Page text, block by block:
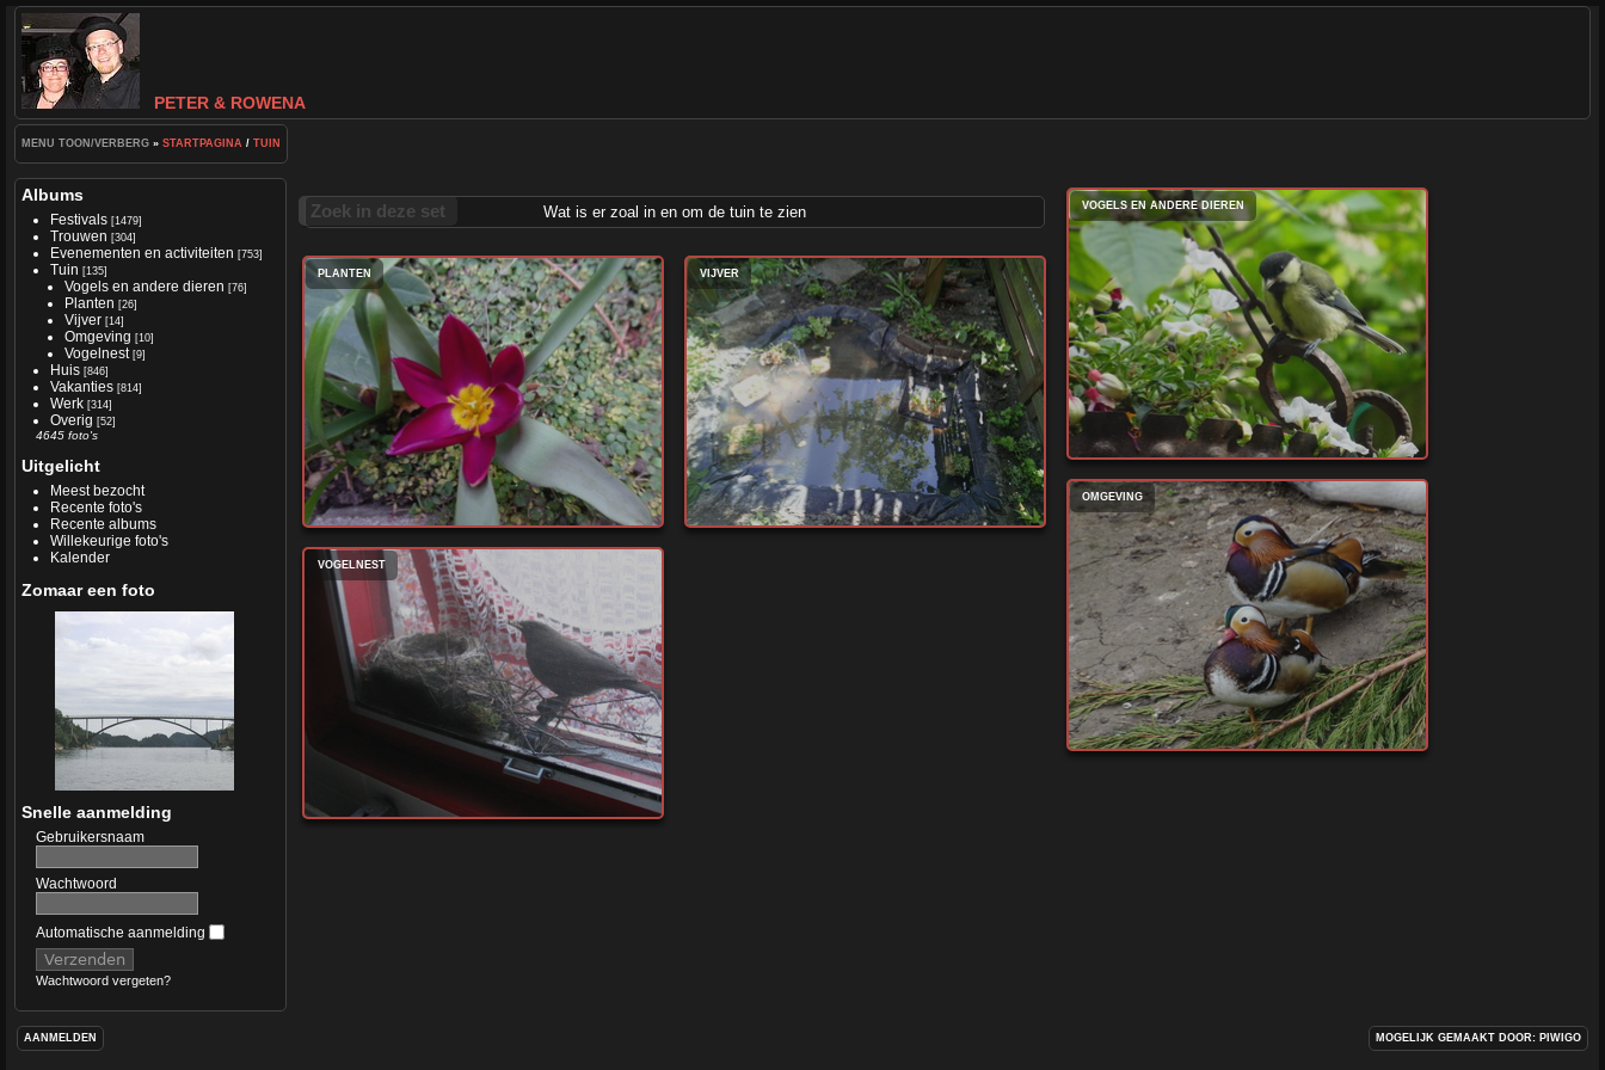
PETER & ROWENA
MENU TOON/VERBERG » STARTPAGINA / TUIN
Albums
Festivals [1479]
Trouwen [304]
Evenementen en activiteiten [753]
Tuin [135]
Vogels en andere dieren [76]
Planten [26]
Vijver [14]
Omgeving [10]
Vogelnest [9]
Huis [846]
Vakanties [814]
Werk [314]
Overig [52]
4645 foto's
Uitgelicht
Meest bezocht
Recente foto's
Recente albums
Willekeurige foto's
Kalender
Zomaar een foto
Snelle aanmelding
Gebruikersnaam
Wachtwoord
Automatische aanmelding
Wachtwoord vergeten?
Zoek in deze set Wat is er zoal in en om de tuin te zien VOGELS EN ANDERE DIEREN
PLANTEN VIJVER
OMGEVING
VOGELNEST
AANMELDEN MOGELIJK GEMAAKT DOOR: PIWIGO